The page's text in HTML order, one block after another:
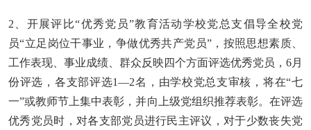
2、开展评比“优秀党员”教育活动学校党总支倡导全校党
员“立足岗位干事业，争做优秀共产党员”，按照思想素质、
工作表现、事业成绩、群众反映四个方面评选优秀党员，6月
份评选，各支部评选1—2名，由学校党总支审核，将在“七
一”或教师节上集中表彰，并向上级党组织推荐表彰。在评选
优秀党员时，对各支部党员进行民主评议，对于少数丧失党